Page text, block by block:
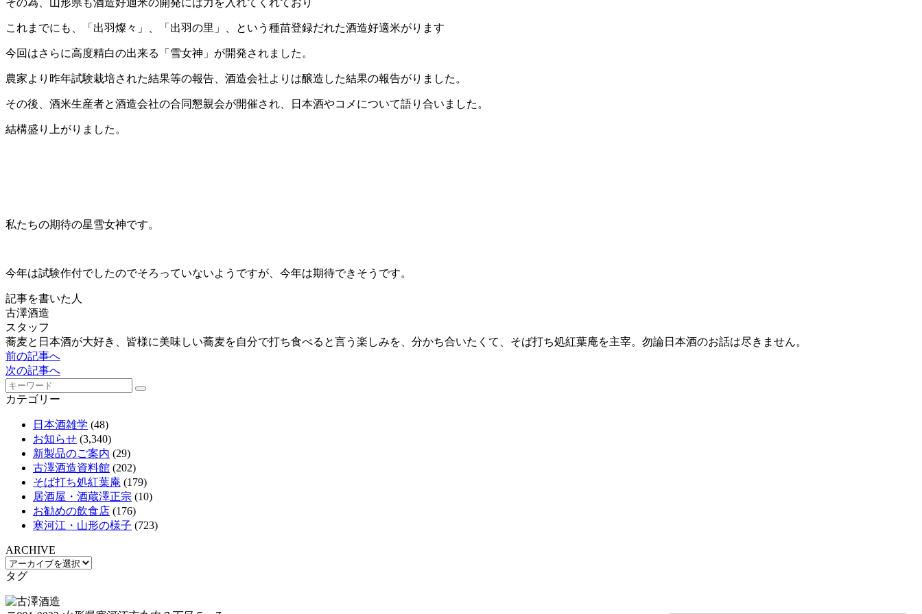
これまでにも、「出羽燦々」、「出羽の里」、という種苗登録だれた酒造好適米がります
今回はさらに高度精白の出来る「雪女神」が開発されました。
農家より昨年試験栽培された結果等の報告、酒造会社よりは醸造した結果の報告がりました。
その後、酒米生産者と酒造会社の合同懇親会が開催され、日本酒やコメについて語り合いました。
結構盛り上がりました。
私たちの期待の星雪女神です。
今年は試験作付でしたのでそろっていないようですが、今年は期待できそうです。
記事を書いた人
古澤酒造
スタッフ
蕎麦と日本酒が大好き、皆様に美味しい蕎麦を自分で打ち食べると言う楽しみを、分かち合いたくて、そば打ち処紅葉庵を主宰。勿論日本酒のお話は尽きません。
前の記事へ
次の記事へ
カテゴリー
日本酒雑学 (48)
お知らせ (3,340)
新製品のご案内 (29)
古澤酒造資料館 (202)
そば打ち処紅葉庵 (179)
居酒屋・酒蔵澤正宗 (10)
お勧めの飲食店 (176)
寒河江・山形の様子 (723)
ARCHIVE
タグ